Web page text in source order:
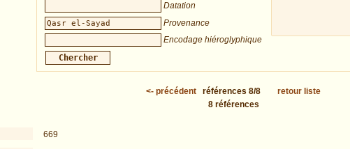
Datation
Provenance
Encodage hiéroglyphique
<- précédent références 8/8
retour liste
8 références
669